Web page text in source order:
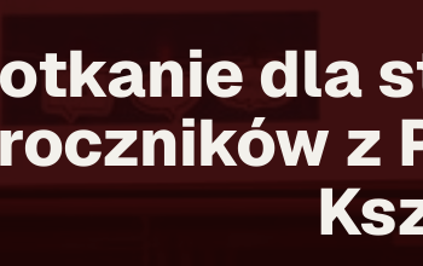
dla
roczników z